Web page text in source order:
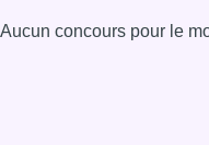
Aucun concours pour le